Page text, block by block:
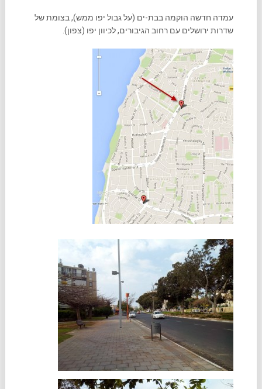
עמדה חדשה הוקמה בבת-ים (על גבול יפו ממש), בצומת של
שדרות ירושלים עם רחוב הגיבורים, לכיוון יפו (צפון).